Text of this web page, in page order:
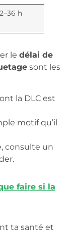
h
le délai de
sont les
la DLC est
motif qu’il
consulte un
faire si la
ta santé et